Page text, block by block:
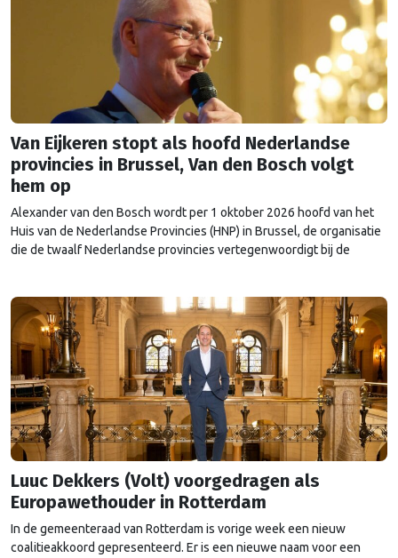
Van Eijkeren stopt als hoofd Nederlandse
provincies in Brussel, Van den Bosch volgt
hem op
Alexander van den Bosch wordt per 1 oktober 2026 hoofd van het
Huis van de Nederlandse Provincies (HNP) in Brussel, de organisatie
die de twaalf Nederlandse provincies vertegenwoordigt bij de
de wisseling …Continued
Luuc Dekkers (Volt) voorgedragen als
Europawethouder in Rotterdam
In de gemeenteraad van Rotterdam is vorige week een nieuw
coalitieakkoord gepresenteerd. Er is een nieuwe naam voor een